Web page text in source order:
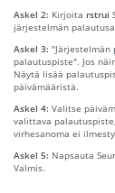
Askel 2: Kirjoita rstrui
järjestelmän
Askel 3: "Järjestelmän
palautuspiste". Jos
Näytä lisää
päivämääristä.
Askel 4: Valitse
valittava
virhesanoma ei
Askel 5: Napsauta
Valmis.